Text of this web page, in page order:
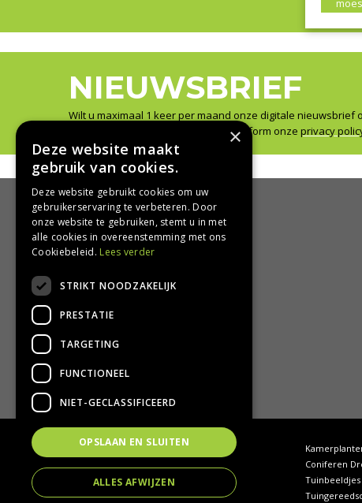
NIEUWSBRIEF
Wilt u maximaal 1 keer per maand onze digitale nieuwsbrief
Wij slaan uw gegevens secuur op conform onze privacy
HANDIG
Bezorgen en afhalen
Algemene voorwaarden
Privacy statement
Tuincentrum Hoogeveen
Tuinhout Drenthe
Waterornamenten tuin
Coniferen
×
Deze website maakt
gebruik van cookies.
Deze website gebruikt cookies om uw
gebruikerservaring te verbeteren. Door
onze website te gebruiken, stemt u in met
alle cookies in overeenstemming met ons
Cookiebeleid. Lees verder
STRIKT NOODZAKELIJK
PRESTATIE
TARGETING
FUNCTIONEEL
NIET-GECLASSIFICEERD
OPSLAAN EN SLUITEN
ALLES AFWIJZEN